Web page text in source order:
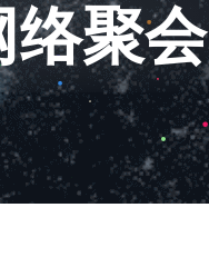
络聚会